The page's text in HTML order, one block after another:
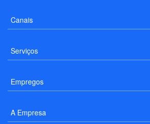
Canais
Serviços
Empregos
A Empresa